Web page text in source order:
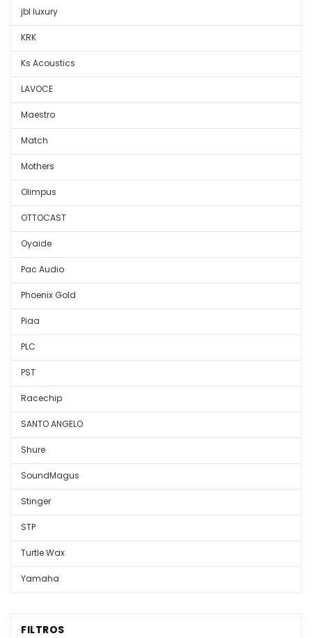
jbl luxury
KRK
Ks Acoustics
LAVOCE
Maestro
Match
Mothers
Olimpus
OTTOCAST
Oyaide
Pac Audio
Phoenix Gold
Piaa
PLC
PST
Racechip
SANTO ANGELO
Shure
SoundMagus
Stinger
STP
Turtle Wax
Yamaha
FILTROS